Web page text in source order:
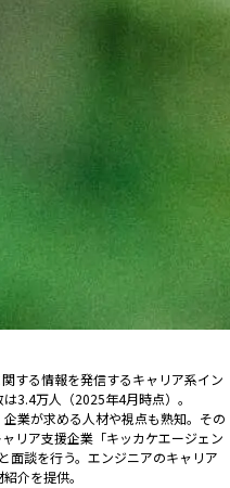
する情報を発信するキャリア系イン
3.4万人（2025年4月時点）。
業が求める人材や視点も熟知。その
リア支援企業「キッカケエージェン
面談を行う。エンジニアのキャリア
介を提供。